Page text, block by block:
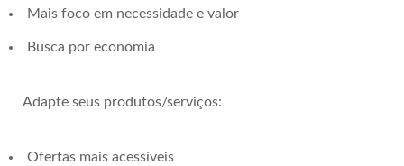
Mais foco em necessidade e valor
Busca por economia
Adapte seus produtos/serviços:
Ofertas mais acessíveis